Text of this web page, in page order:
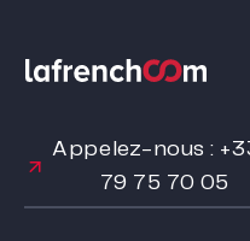
Appelez-nous :
79 75 70 05